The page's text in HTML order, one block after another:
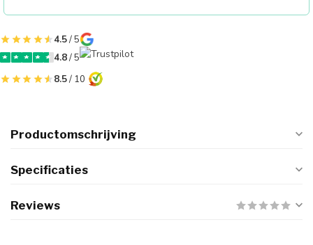
4.5/ 5
4.8/ 5
8.5/ 10
Productomschrijving
Specificaties
Reviews